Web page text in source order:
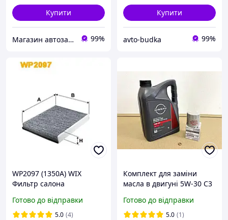
Купити
Магазин автозапчастин - Levoparts 99%
Купити
avto-budka 99%
WP2097 (1350A) WIX
Фильтр салона
Готово до відправки
5.0 (4)
Комплект для заміни
масла в двигуні 5W-30 C3
Nissan Rogue 2014-2023 /
KE90091043
Готово до відправки
5.0 (1)